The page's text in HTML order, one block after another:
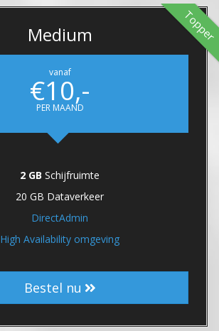
Medium
vanaf
€10,-
PER MAAND
2 GB Schijfruimte
20 GB Dataverkeer
DirectAdmin
High Availability omgeving
Bestel nu
Topper